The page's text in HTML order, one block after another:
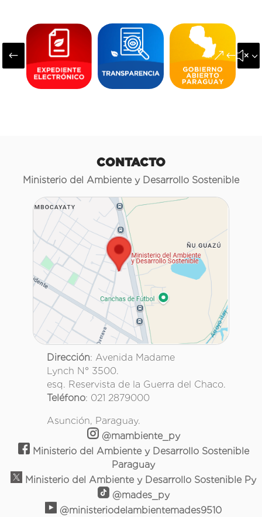
#
CONTACTO
Ministerio del Ambiente y Desarrollo Sostenible
Dirección: Avenida Madame
Lynch N° 3500.
esq. Reservista de la Guerra del Chaco.
Teléfono: 021 2879000
Asunción, Paraguay.
@mambiente_py
Ministerio del Ambiente y Desarrollo Sostenible
Paraguay
Ministerio del Ambiente y Desarrollo Sostenible Py
@mades_py
@ministeriodelambientemades9510